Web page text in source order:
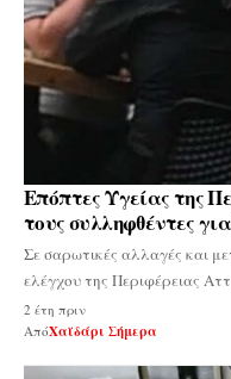
Επόπτες Υγείας της
τους συλληφθέντες
Σε σαρωτικές αλλαγές και
ελέγχου της Περιφέρειας
2 έτη πριν
ΑπόΧαϊδάρι Σήμερα